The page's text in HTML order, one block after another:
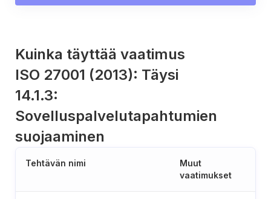
Kuinka täyttää vaatimus
ISO 27001 (2013): Täysi
14.1.3:
Sovelluspalvelutapahtumien
suojaaminen
Tehtävän nimi
Muut
vaatimukset